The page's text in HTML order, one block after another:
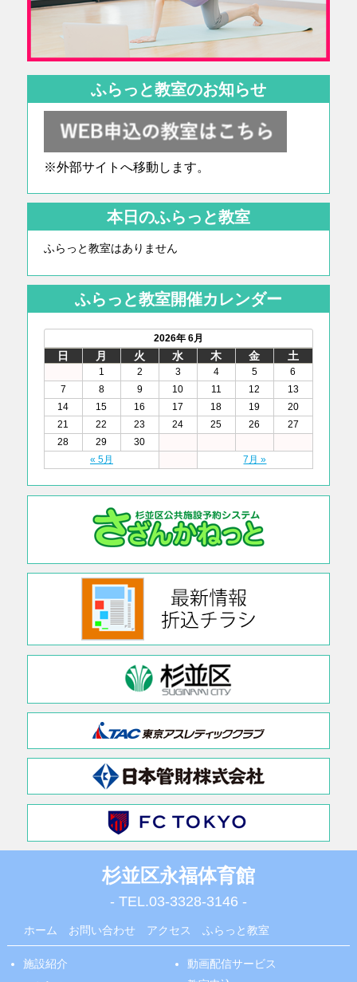
ふらっと教室のお知らせ
※外部サイトへ移動します。
本日のふらっと教室
ふらっと教室はありません
ふらっと教室開催カレンダー
2026年 6月
日 月 火 水 木 金 土
1 2 3 4 5
6
7
8 9 10 11 12
13
14
15 16 17 18 19
20
21
22 23 24 25 26
27
28
29
30
« 5月
7月 »
杉並区永福体育館
- TEL.03-3328-3146 -
ホーム お問い合わせ アクセス ふらっと教室
施設紹介
動画配信サービス